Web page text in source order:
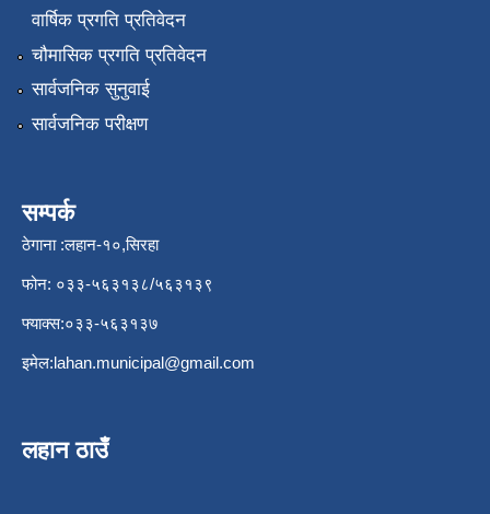
वार्षिक प्रगति प्रतिवेदन
चौमासिक प्रगति प्रतिवेदन
सार्वजनिक सुनुवाई
सार्वजनिक परीक्षण
सम्पर्क
ठेगाना :लहान-१०,सिरहा
फोन: ०३३-५६३१३८/५६३१३९
फ्याक्स:०३३-५६३१३७
इमेल:lahan.municipal@gmail.com
लहान ठाउँ